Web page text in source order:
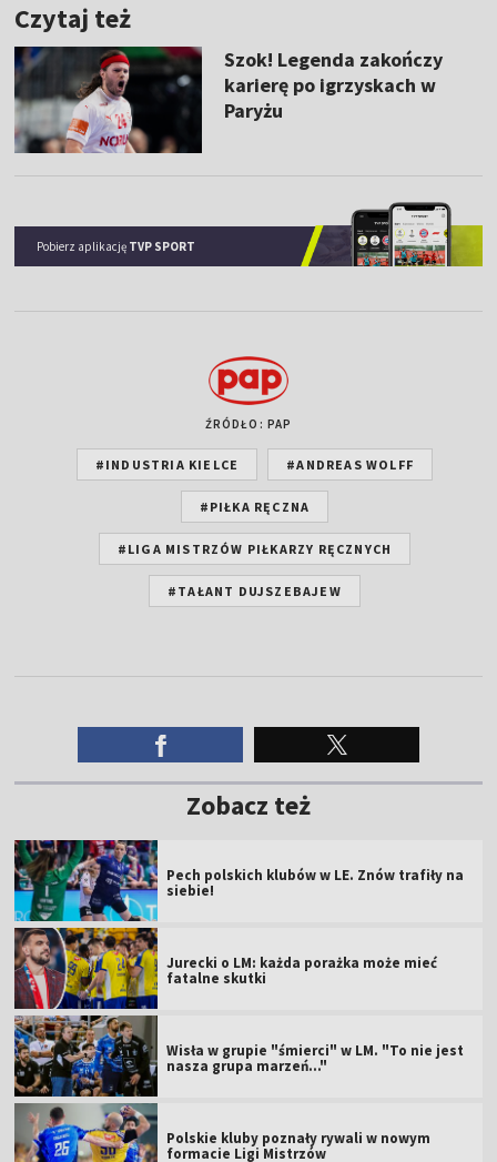
Czytaj też
Szok! Legenda zakończy
karierę po igrzyskach w
Paryżu
Pobierz aplikację TVP SPORT
ŹRÓDŁO: PAP
#INDUSTRIA KIELCE #ANDREAS WOLFF
#PIŁKA RĘCZNA
#LIGA MISTRZÓW PIŁKARZY RĘCZNYCH
#TAŁANT DUJSZEBAJEW
Zobacz też
Pech polskich klubów w LE. Znów trafiły na
siebie!
Jurecki o LM: każda porażka może mieć
fatalne skutki
Wisła w grupie "śmierci" w LM. "To nie jest
nasza grupa marzeń..."
Polskie kluby poznały rywali w nowym
formacie Ligi Mistrzów